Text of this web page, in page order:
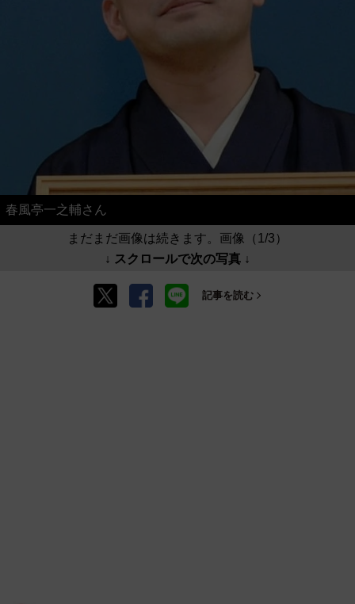
春風亭一之輔さん
まだまだ画像は続きます。画像（1/3）
↓ スクロールで次の写真 ↓
記事を読む